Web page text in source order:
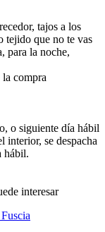
tajos a los
tejido que no te vas
para la noche,
compra
o siguiente día hábil
interior, se despacha
hábil.